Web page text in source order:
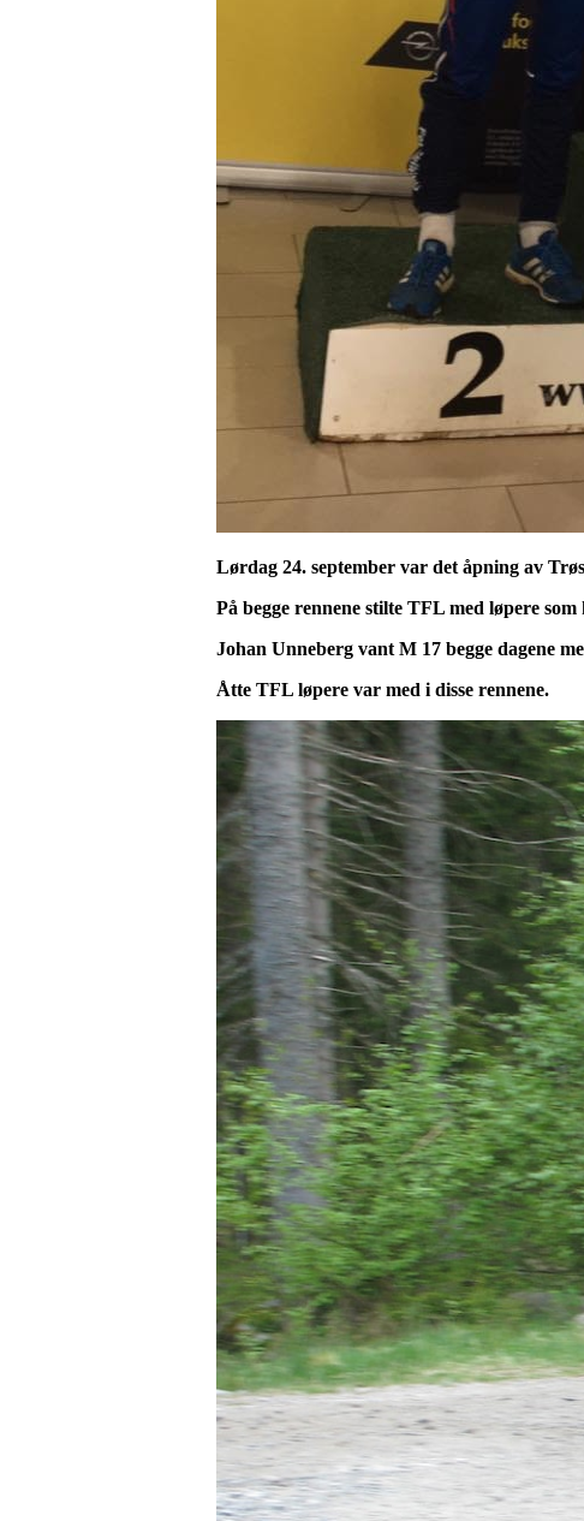
Lørdag 24. september var det åpning av
På begge rennene stilte TFL med løpere som
Johan Unneberg vant M 17 begge dagene
Åtte TFL løpere var med i disse rennene.